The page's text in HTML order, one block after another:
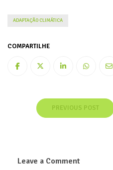
ADAPTAÇÃO CLIMÁTICA
COMPARTILHE
PREVIOUS POST
Leave a Comment